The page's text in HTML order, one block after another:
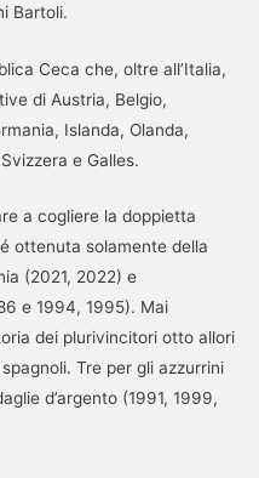
Bartoli.
Ceca che, oltre all’Italia,
di Austria, Belgio,
Islanda, Olanda,
e Galles.
a cogliere la doppietta
ottenuta solamente della
(2021, 2022) e
e 1994, 1995). Mai
dei plurivincitori otto allori
Tre per gli azzurrini
d’argento (1991, 1999,